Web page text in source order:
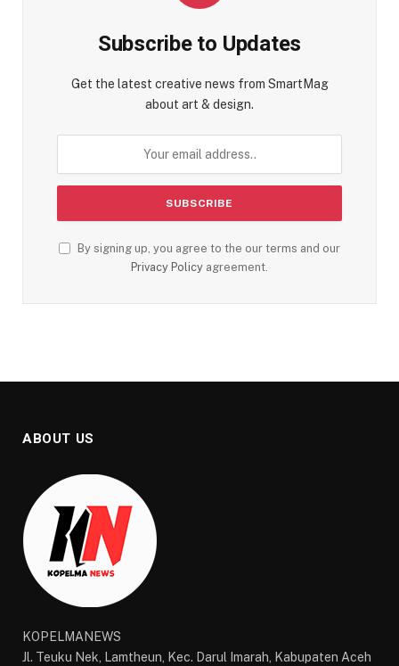
Subscribe to Updates
Get the latest creative news from SmartMag
about art & design.
By signing up, you agree to the our terms and our
Privacy Policy agreement.
ABOUT US
KOPELMANEWS
Jl. Teuku Nek, Lamtheun, Kec. Darul Imarah, Kabupaten Aceh